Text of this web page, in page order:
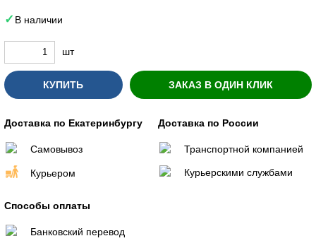
В наличии
шт
КУПИТЬ ЗАКАЗ В ОДИН КЛИК
Доставка по Екатеринбургу
Самовывоз
Курьером
Доставка по России
Транспортной компанией
Курьерскими службами
Способы оплаты
Банковский перевод